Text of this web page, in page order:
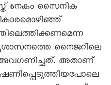
സെെനിക
നെെജറിലെ
അവഗണിച്ചത്. അതാണ്